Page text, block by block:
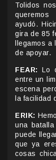
Tolidos
ayudó.
gira de 85
llegamos a
de apoyar.
FEAR: Lo
entre un
escena
la facilidad
ERIK:
una
puede
que ya
cosas